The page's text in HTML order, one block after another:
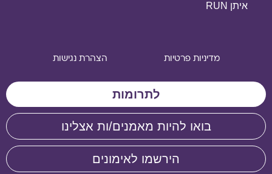
איתן RUN
מדיניות פרטיות הצהרת נגישות
לתרומות
בואו להיות מאמנים/ות אצלינו
הירשמו לאימונים